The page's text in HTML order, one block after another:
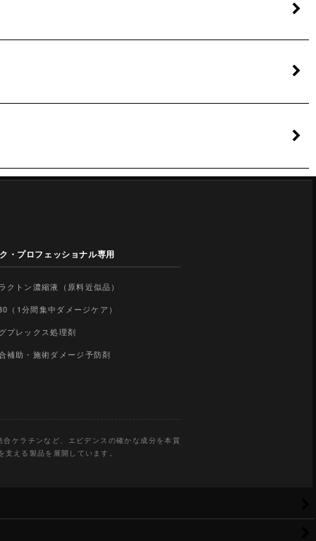
・プロフェッショナル専用
クトン濃縮液（原料近似品）
（1分間集中ダメージケア）
プレックス処理剤
補助・施術ダメージ予防剤
ケラチンなど、エビデンスの確かな成分を本質
える製品を展開しています。